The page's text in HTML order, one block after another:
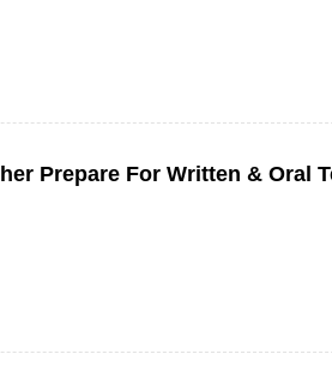
Prepare For Written & Oral